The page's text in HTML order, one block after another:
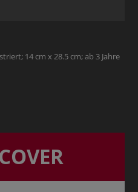
14 cm x 28.5 cm; ab 3 Jahre